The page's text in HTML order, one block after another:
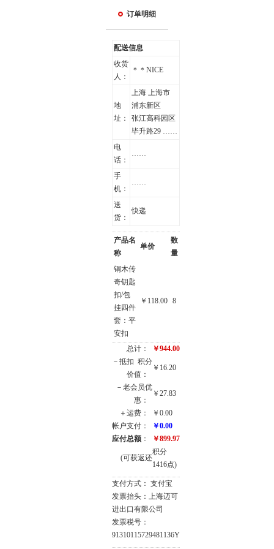
订单明细
配送信息
收货
人：
＊＊NICE
地
址：
上海 上海市
浦东新区
张江高科园区
毕升路29 ……
电
话：
……
手
机：
……
送
货：
快递
产品名
称
单价
数
量
铜木传
奇钥匙
扣/包
挂四件
套：平
安扣
￥118.00 8
总计：
￥944.00
－抵扣 积分
价值：
￥16.20
－老会员优
惠：
￥27.83
＋运费：
￥0.00
帐户支付：
￥0.00
应付总额： ￥899.97
(可获返还
积分
1416点)
支付方式： 支付宝
发票抬头：上海迈可
进出口有限公司
发票税号：
91310115729481136Y